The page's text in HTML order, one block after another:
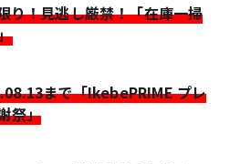
り！見逃し厳禁！「在庫一掃
まで「IkebePRIME プレ
祭」